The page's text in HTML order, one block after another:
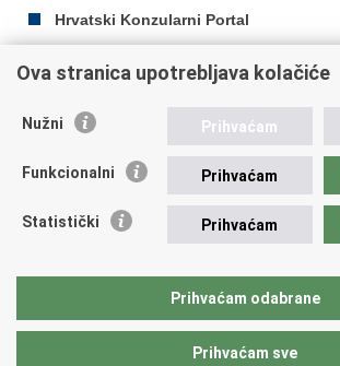
Hrvatski Konzularni Portal
Ispiši
Podijeli
Facebooku
Twitteru
Republika Hrvatska
Trg N.Š. Zrinskog 7-8, 10000 Zagreb
fax: +385 (0)1 4551 795, +385 (0)1 4920 149
ministarstvo@mvep.hr
Ova stranica upotrebljava kolačiće
Nužni Prihvaćam
Funkcionalni Prihvaćam
Statistički Prihvaćam
Prihvaćam odabrane
Prihvaćam sve